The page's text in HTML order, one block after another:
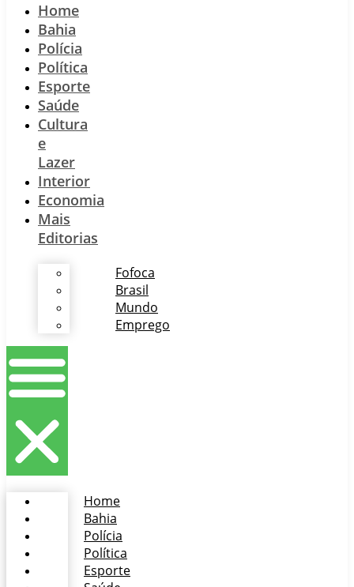
Home
Bahia
Polícia
Política
Esporte
Saúde
Cultura
e
Lazer
Interior
Economia
Mais
Editorias
Fofoca
Brasil
Mundo
Emprego
Home
Bahia
Polícia
Política
Esporte